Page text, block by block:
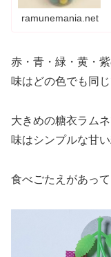
ramunemania.net
赤・青・緑・黄・
味はどの色でも同じ
大きめの糖衣ラム
味はシンプルな甘
食べごたえがあっ